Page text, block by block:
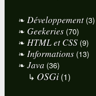
Développement(3)
Geekeries (70)
HTML et CSS (9)
Informations (13)
Java (36)
OSGi(1)